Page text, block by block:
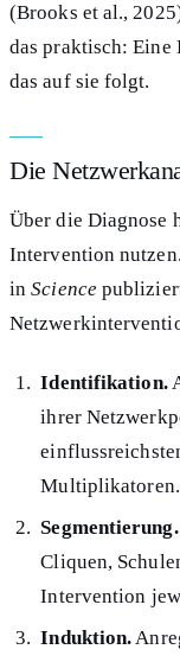
(Brooks et al.,
das praktisch: Eine
das auf sie folgt.
Die
Über die Diagnose
Intervention
inScience
Identifikation.
ihrer
Multiplikatoren.
Segmentierung.
Cliquen,
Intervention
Induktion.